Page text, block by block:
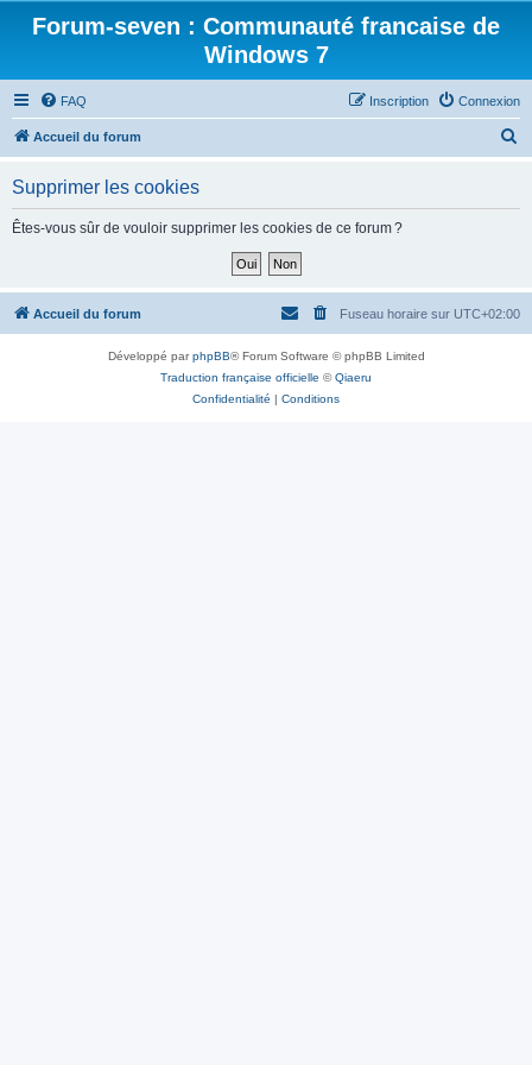
Forum-seven : Communauté francaise de
Windows 7
FAQ Connexion
Inscription
Accueil du forum
h
Supprimer les cookies
Êtes-vous sûr de vouloir supprimer les cookies de ce forum ?
Accueil du forum Fuseau horaire sur UTC+02:00
Développé parphpBB® Forum Software © phpBB Limited
Traduction française officielle ©Qiaeru
Confidentialité | Conditions